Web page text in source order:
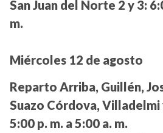
San Juan del Norte 2 y 3:
m.
Miércoles 12 de agosto
Reparto Arriba, Guillén,
Suazo Córdova, Villadelmi
5:00 p. m. a 5:00 a. m.